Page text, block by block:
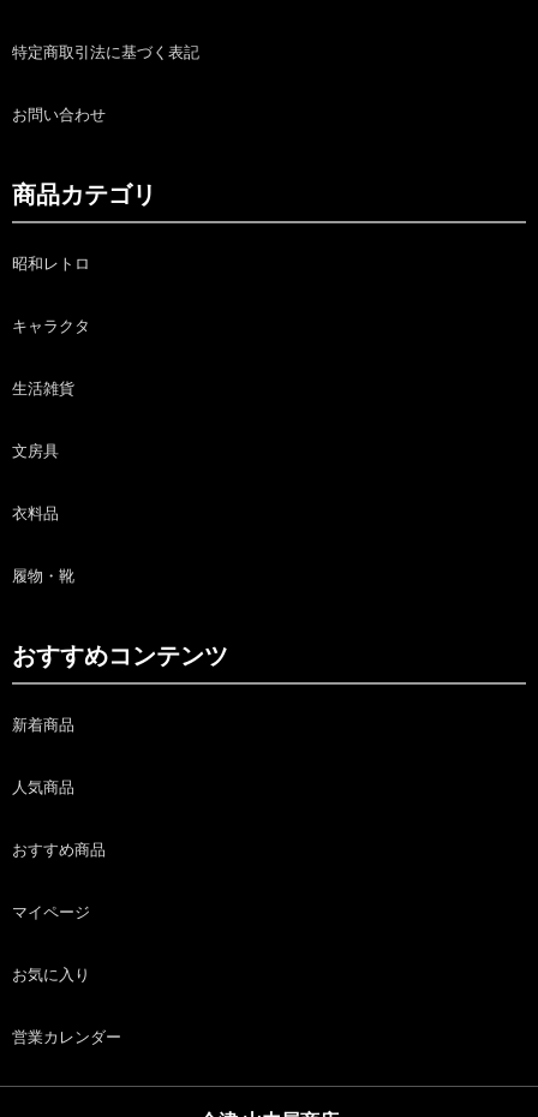
特定商取引法に基づく表記
お問い合わせ
商品カテゴリ
昭和レトロ
キャラクタ
生活雑貨
文房具
衣料品
履物・靴
おすすめコンテンツ
新着商品
人気商品
おすすめ商品
マイページ
お気に入り
営業カレンダー